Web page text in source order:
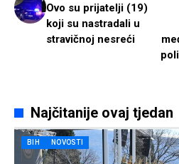
Ovo su prijatelji (19)
koji su nastradali u
stravičnoj nesreći
Najčitanije ovaj tjedan
BIH NOVOSTI